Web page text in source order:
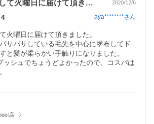
日曜日に注文して火曜日に届けて頂きまし… 2020/12/6
4 aya********さん
火曜日に届けて頂きました。
サパサしている毛先を中心に塗布してド
と髪が柔らかい手触りになりました。
ッシュでちょうどよかったので、コスパは
店